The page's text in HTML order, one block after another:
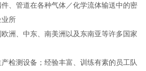
、管道在各种气体／化学流体输送中的密
业所
洲、中东、南美洲以及东南亚等许多国家
测设备；经验丰富、训练有素的员工队